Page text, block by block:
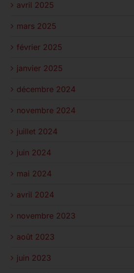
avril 2025
mars 2025
février 2025
janvier 2025
décembre 2024
novembre 2024
juillet 2024
juin 2024
mai 2024
avril 2024
novembre 2023
août 2023
juin 2023